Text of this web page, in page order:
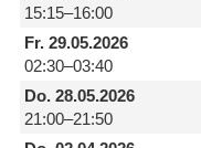
15:15–16:00
Fr.29.05.2026
02:30–03:40
Do.28.05.2026
21:00–21:50